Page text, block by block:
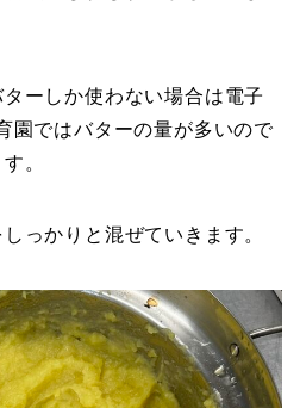
ーしか使わない場合は電子
園ではバターの量が多いので
。
っかりと混ぜていきます。